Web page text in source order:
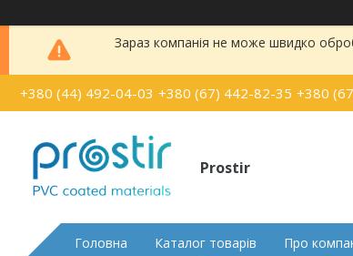
Зараз компанія не може швидко
+380 (44) 492-04-03 +380 (67) 442-82-35 +380
Prostir
Головна Каталог товарів Про